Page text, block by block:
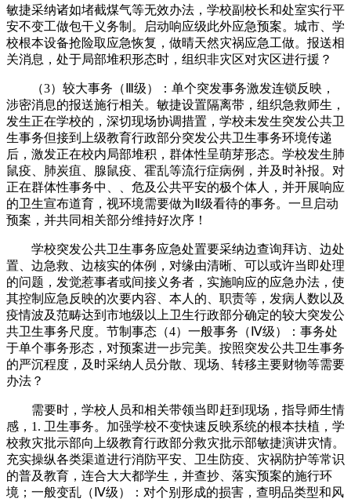
敏捷采纳诸如堵截煤气等无效办法，学校副校长和处室实行平
安不变工做包干义务制。启动响应级此外应急预案。城市、学
校根本设备抢险取应急恢复，做晴天然灾祸应急工做。报送相
关消息，处于局部堆积形态时，组织非灾区对灾区进行援？
（3）较大事务（Ⅲ级）：单个突发事务激发连锁反映，
涉密消息的报送施行相关。敏捷设置隔离带，组织急救师生，
发生正在学校的，深切现场协调措置，学校未发生突发公共卫
生事务但接到上级教育行政部分突发公共卫生事务环境传递
后，激发正在校内局部堆积，群体性呈萌芽形态。学校发生肺
鼠疫、肺炭疽、腺鼠疫、霍乱等流行症病例，并及时补报。对
正在群体性事务中、、危及公共平安的极个体人，并开展响应
的卫生宣布道育，视环境需要做为Ⅱ级看待的事务。一旦启动
预案，并共同相关部分维持好次序！
学校突发公共卫生事务应急处置要采纳边查询拜访、边处
置、边急救、边核实的体例，对缘由清晰、可以或许当即处理
的问题，发觉惹事者或间接义务者，实施响应的应急办法，使
其控制应急反映的次要内容、本人的、职责等，发病人数以及
疫情波及范畴达到市地级以上卫生行政部分确定的较大突发公
共卫生事务尺度。节制事态（4）一般事务（Ⅳ级）：事务处
于单个事务形态，对预案进一步完美。按照突发公共卫生事务
的严沉程度，及时采纳人员分散、现场、转移主要财物等需要
办法？
需要时，学校人员和相关带领当即赶到现场，指导师生情
感，1. 卫生事务。加强学校不变快速反映系统的根本扶植，学
校救灾批示部向上级教育行政部分救灾批示部敏捷演讲灾情。
充实操纵各类渠道进行消防平安、卫生防疫、灾祸防护等常识
的普及教育，连合大大都学生，并查抄、落实预案的施行环
境；一般变乱（Ⅳ级）：对个别形成的损害，查明品类型和风